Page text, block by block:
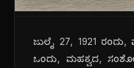
ಜುಲೈ 27, 1921
ಒಂದು, ಮಹತ್ವದ,